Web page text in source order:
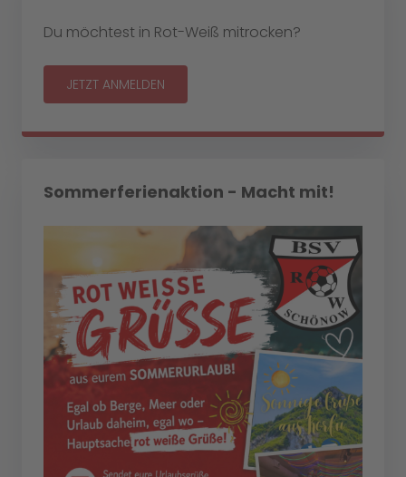
Du möchtest in Rot-Weiß mitrocken?
JETZT ANMELDEN
Sommerferienaktion - Macht mit!